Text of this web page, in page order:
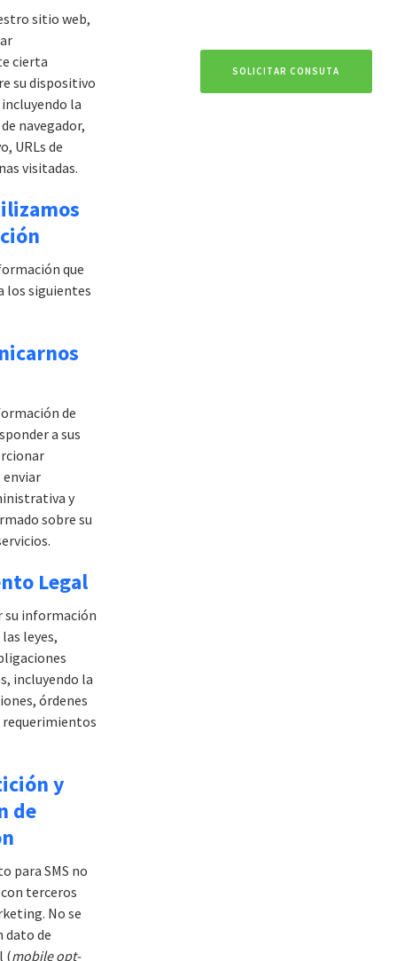
sitio web,
cierta
su dispositivo
la
navegador,
URLs de
visitadas.
que
los siguientes
de
a sus
enviar
y
sobre su
Legal
su información
leyes,
incluyendo la
órdenes
y
de
para SMS no
terceros
No se
dato de
(mobile opt-
SOLICITAR CONSUTA